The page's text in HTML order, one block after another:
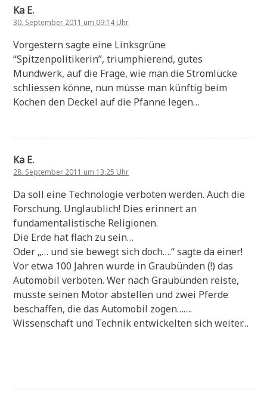
Ka E.
30. September 2011 um 09:14 Uhr
Vorgestern sagte eine Linksgrüne
“Spitzenpolitikerin”, triumphierend, gutes
Mundwerk, auf die Frage, wie man die Stromlücke
schliessen könne, nun müsse man künftig beim
Kochen den Deckel auf die Pfanne legen…
Ka E.
28. September 2011 um 13:25 Uhr
Da soll eine Technologie verboten werden. Auch die
Forschung. Unglaublich! Dies erinnert an
fundamentalistische Religionen.
Die Erde hat flach zu sein…
Oder „… und sie bewegt sich doch….“ sagte da einer!
Vor etwa 100 Jahren wurde in Graubünden (!) das
Automobil verboten. Wer nach Graubünden reiste,
musste seinen Motor abstellen und zwei Pferde
beschaffen, die das Automobil zogen…….
Wissenschaft und Technik entwickelten sich weiter…